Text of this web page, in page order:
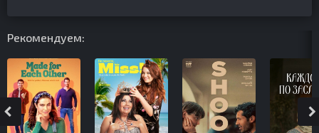
Рекомендуем: